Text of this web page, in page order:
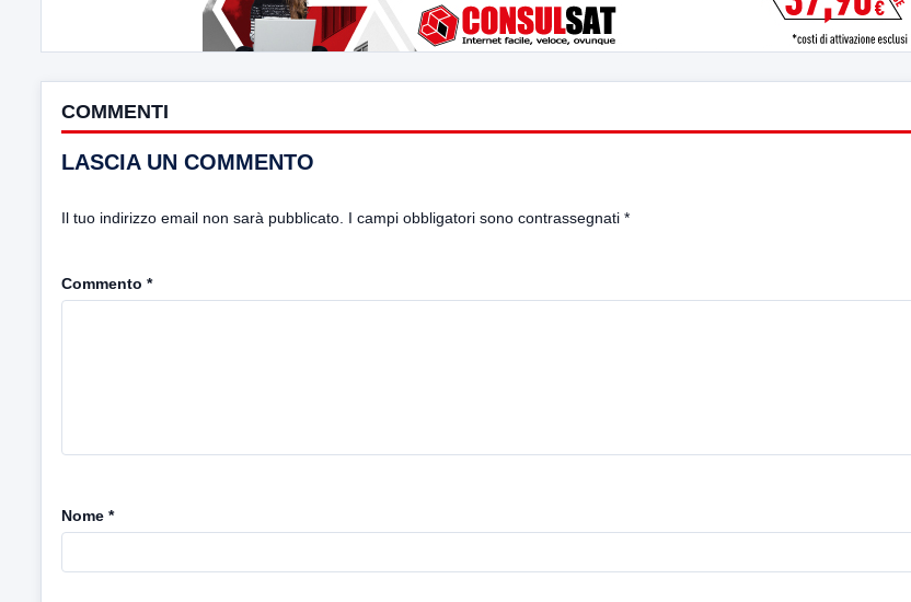
COMMENTI
LASCIA UN COMMENTO
Il tuo indirizzo email non sarà pubblicato. I campi obbligatori sono contrassegnati *
Commento *
Nome *